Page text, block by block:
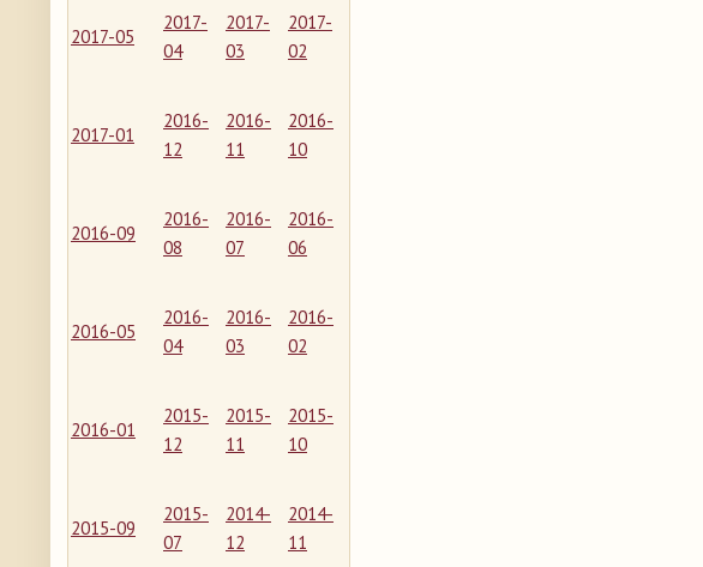
2017-05
2017-
04
2017-
03
2017-
02
2017-01
2016-
12
2016-
11
2016-
10
2016-09
2016-
08
2016-
07
2016-
06
2016-05
2016-
04
2016-
03
2016-
02
2016-01
2015-
12
2015-
11
2015-
10
2015-09
2015-
07
2014-
12
2014-
11